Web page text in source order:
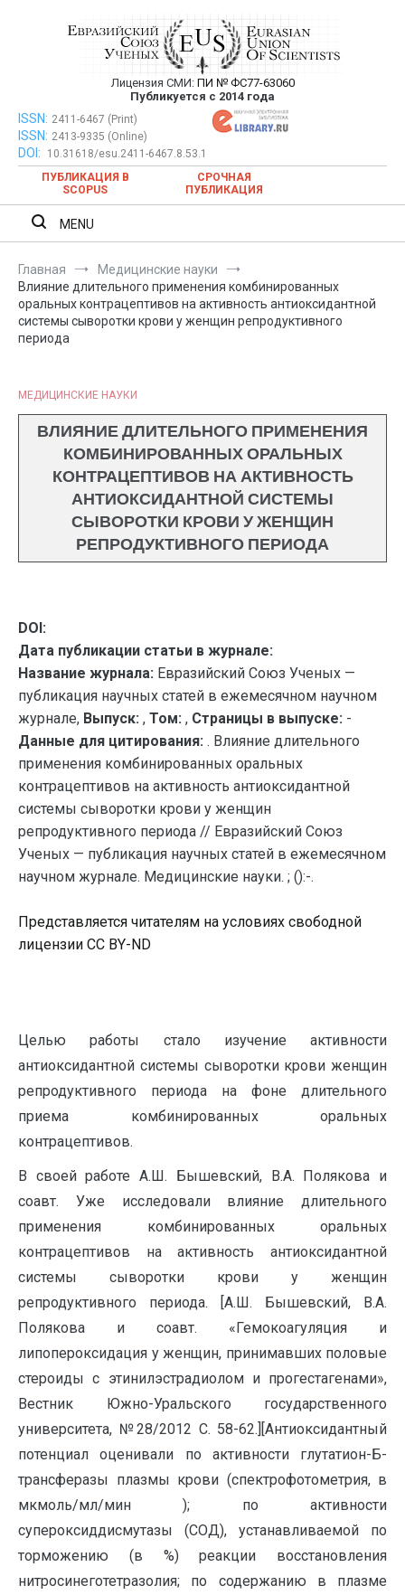
Евразийский Союз Ученых —
публикация научных статей в
ежемесячном научном журнале
Лицензия СМИ: ПИ № ФС77-63060
Публикуется с 2014 года
Евразийский Союз Ученых — публикация научных статей в
ежемесячном научном журнале
ISSN: 2411-6467 (Print)
ISSN: 2413-9335 (Online)
DOI:
10.31618/esu.2411-6467.8.53.1
ПУБЛИКАЦИЯ В
SCOPUS
СРОЧНАЯ
ПУБЛИКАЦИЯ
MENU
Главная
Медицинские науки
Влияние длительного применения комбинированных
оральных контрацептивов на активность антиоксидантной
системы сыворотки крови у женщин репродуктивного
периода
МЕДИЦИНСКИЕ НАУКИ
ВЛИЯНИЕ ДЛИТЕЛЬНОГО ПРИМЕНЕНИЯ
КОМБИНИРОВАННЫХ ОРАЛЬНЫХ
КОНТРАЦЕПТИВОВ НА АКТИВНОСТЬ
АНТИОКСИДАНТНОЙ СИСТЕМЫ
СЫВОРОТКИ КРОВИ У ЖЕНЩИН
РЕПРОДУКТИВНОГО ПЕРИОДА
DOI:
Дата публикации статьи в журнале:
Название журнала: Евразийский Союз Ученых —
публикация научных статей в ежемесячном научном
журнале, Выпуск: , Том: , Страницы в выпуске: -
Данные для цитирования: . Влияние длительного
применения комбинированных оральных
контрацептивов на активность антиоксидантной
системы сыворотки крови у женщин
репродуктивного периода // Евразийский Союз
Ученых — публикация научных статей в ежемесячном
научном журнале. Медицинские науки. ; ():-.
Представляется читателям на условиях свободной
лицензии CC BY-ND
Целью работы стало изучение активности
антиоксидантной системы сыворотки крови женщин
репродуктивного периода на фоне длительного
приема комбинированных оральных
контрацептивов.
В своей работе А.Ш. Бышевский, В.А. Полякова и
соавт. Уже исследовали влияние длительного
применения комбинированных оральных
контрацептивов на активность антиоксидантной
системы сыворотки крови у женщин
репродуктивного периода. [А.Ш. Бышевский, В.А.
Полякова и соавт. «Гемокоагуляция и
липопероксидация у женщин, принимавших половые
стероиды с этинилэстрадиолом и прогестагенами»,
Вестник Южно-Уральского государственного
университета, №28/2012 С. 58-62.][Антиоксидантный
потенциал оценивали по активности глутатион-Б-
трансферазы плазмы крови (спектрофотометрия, в
мкмоль/мл/мин ); по активности
супероксиддисмутазы (СОД), устанавливаемой по
торможению (в %) реакции восстановления
нитросинеготетразолия; по содержанию в плазме